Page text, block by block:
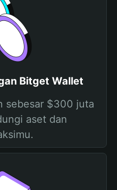
Bitget Wallet
sebesar $300 juta
aset dan